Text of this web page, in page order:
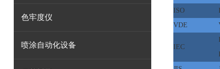
色牢度仪
喷涂自动化设备
ISO
VDE
IEC